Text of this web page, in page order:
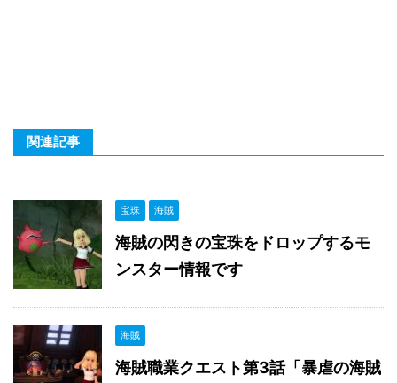
関連記事
宝珠 海賊
海賊の閃きの宝珠をドロップするモ
ンスター情報です
海賊
海賊職業クエスト第3話「暴虐の海賊